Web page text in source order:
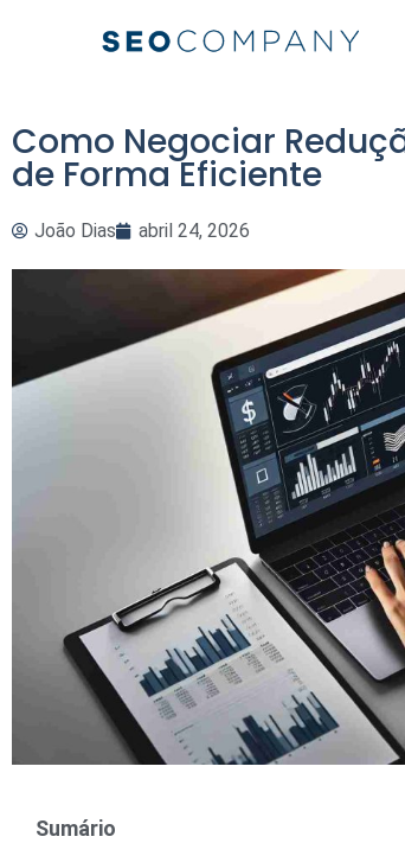
Como Negociar
de Forma Eficiente
João Dias abril 24, 2026
Sumário